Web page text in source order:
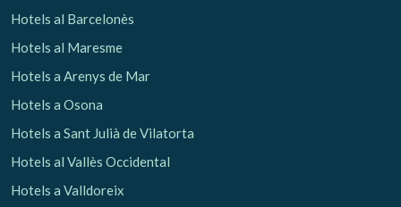
Hotels al Barcelonès
Hotels al Maresme
Hotels a Arenys de Mar
Hotels a Osona
Hotels a Sant Julià de Vilatorta
Hotels al Vallès Occidental
Hotels a Valldoreix